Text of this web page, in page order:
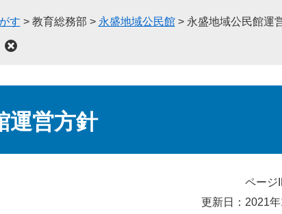
す > 教育総務部 > 永盛地域公民館 > 永盛地域公民館運
運営方針
ページ
更新日：2021